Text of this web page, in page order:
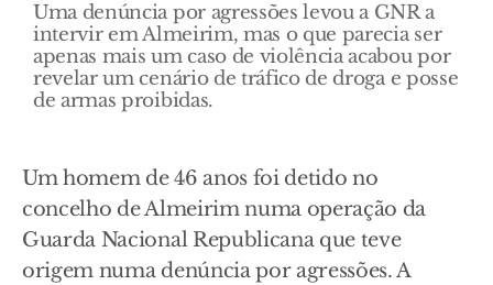
Uma denúncia por agressões levou a GNR a
intervir em Almeirim, mas o que parecia ser
apenas mais um caso de violência acabou por
revelar um cenário de tráfico de droga e posse
de armas proibidas.
Um homem de 46 anos foi detido no
concelho de Almeirim numa operação da
Guarda Nacional Republicana que teve
origem numa denúncia por agressões. A